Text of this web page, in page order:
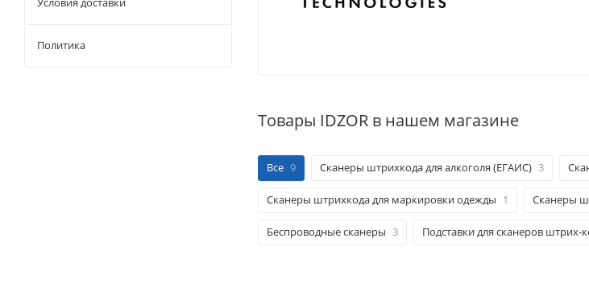
Товары IDZOR в нашем магазине
Все 9 Сканеры штрихкода для алкоголя (ЕГАИС) 3
Сканеры штрихкода для маркировки одежды 1 Сканеры
Беспроводные сканеры 3 Подставки для сканеров штрих-
Политика